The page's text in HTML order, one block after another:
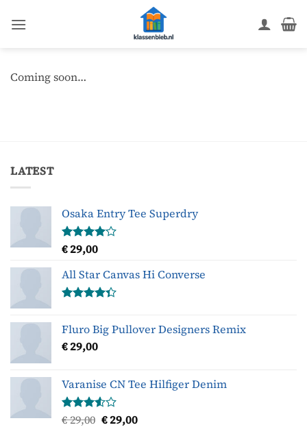
naar
Coming soon…
LATEST
Osaka Entry Tee Superdry
Gewaardeerd
uit
5
€29,00
All Star Canvas Hi Converse
Fluro Big Pullover Designers Remix
€29,00
Varanise CN Tee Hilfiger Denim
Gewaardeerd
uit
€29,00 Oorspronkelijke
€29,00Huidige